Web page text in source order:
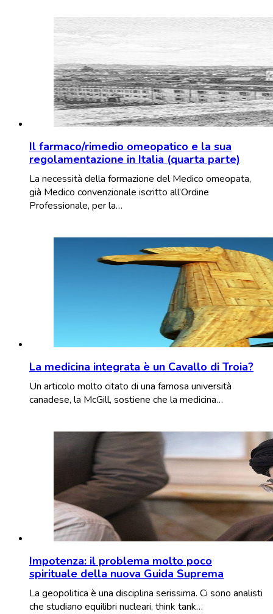
Il farmaco/rimedio omeopatico e la sua
regolamentazione in Italia (quarta parte)
La necessità della formazione del Medico omeopata,
già Medico convenzionale iscritto all’Ordine
Professionale, per la…
La medicina integrata è un Cavallo di Troia?
Un articolo molto citato di una famosa università
canadese, la McGill, sostiene che la medicina…
Impotenza: il problema molto poco
spirituale della nuova Guida Suprema
La geopolitica è una disciplina serissima. Ci sono analisti
che studiano equilibri nucleari, think tank…